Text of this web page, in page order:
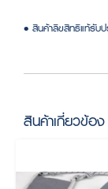
• สินค้าลิขสิทธิแท้รับ
สินค้าเกี่ยวข้อง